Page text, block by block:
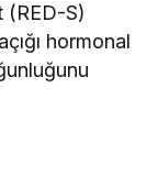
(RED-S)
hormonal